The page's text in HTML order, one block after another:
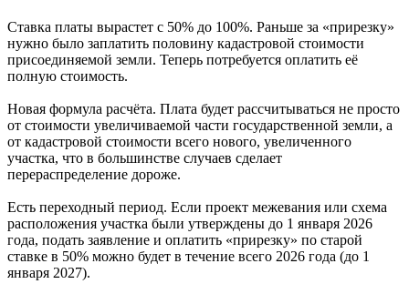
Ставка платы вырастет с 50% до 100%. Раньше за «прирезку»
нужно было заплатить половину кадастровой стоимости
присоединяемой земли. Теперь потребуется оплатить её
полную стоимость.
Новая формула расчёта. Плата будет рассчитываться не просто
от стоимости увеличиваемой части государственной земли, а
от кадастровой стоимости всего нового, увеличенного
участка, что в большинстве случаев сделает
перераспределение дороже.
Есть переходный период. Если проект межевания или схема
расположения участка были утверждены до 1 января 2026
года, подать заявление и оплатить «прирезку» по старой
ставке в 50% можно будет в течение всего 2026 года (до 1
января 2027).